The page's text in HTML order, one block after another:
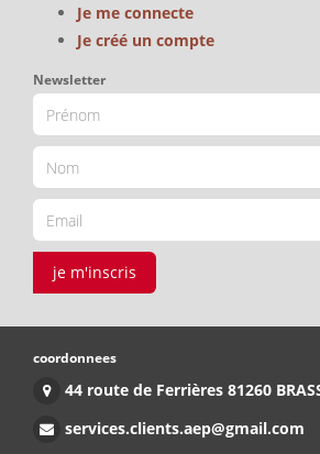
Je me connecte
Je créé un compte
Newsletter
je m'inscris
coordonnees
44 route de Ferrières 81260
services.clients.aep@gmail.com